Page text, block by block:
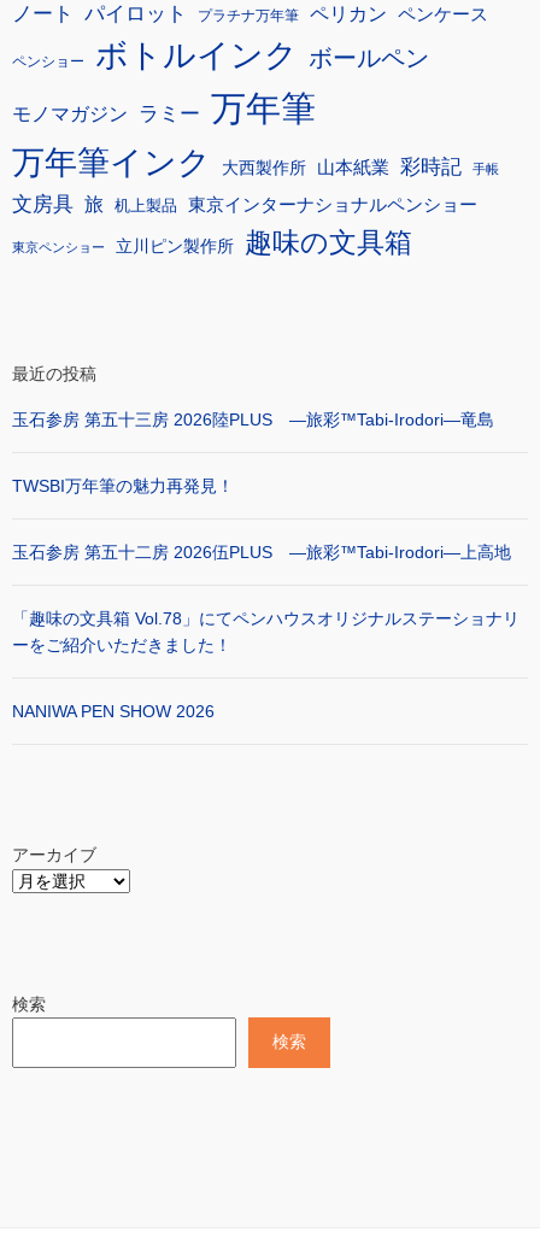
ノート パイロット プラチナ万年筆 ペリカン ペンケース
ペンショー ボトルインク ボールペン
モノマガジン ラミー 万年筆
万年筆インク 大西製作所 山本紙業 彩時記 手帳
文房具 旅 机上製品 東京インターナショナルペンショー
東京ペンショー 立川ピン製作所 趣味の文具箱
最近の投稿
玉石参房 第五十三房 2026陸PLUS ―旅彩™Tabi-Irodori―竜島
TWSBI万年筆の魅力再発見！
玉石参房 第五十二房 2026伍PLUS ―旅彩™Tabi-Irodori―上高地
「趣味の文具箱 Vol.78」にてペンハウスオリジナルステーショナリ
ーをご紹介いただきました！
NANIWA PEN SHOW 2026
アーカイブ
検索
検索